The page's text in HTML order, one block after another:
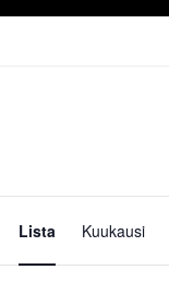
Views
Lista Kuukausi